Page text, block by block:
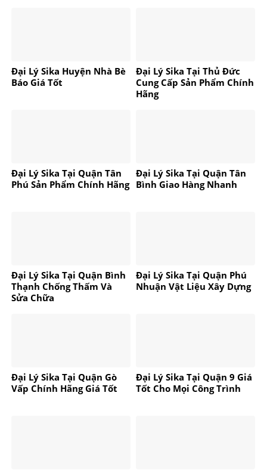
Đại Lý Sika Huyện Nhà Bè
Báo Giá Tốt
Đại Lý Sika Tại Thủ Đức
Cung Cấp Sản Phẩm Chính
Hãng
Đại Lý Sika Tại Quận Tân
Phú Sản Phẩm Chính Hãng
Đại Lý Sika Tại Quận Tân
Bình Giao Hàng Nhanh
Đại Lý Sika Tại Quận Bình
Thạnh Chống Thấm Và
Sửa Chữa
Đại Lý Sika Tại Quận Phú
Nhuận Vật Liệu Xây Dựng
Đại Lý Sika Tại Quận Gò
Vấp Chính Hãng Giá Tốt
Đại Lý Sika Tại Quận 9 Giá
Tốt Cho Mọi Công Trình